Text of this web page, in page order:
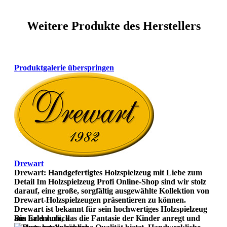
Weitere Produkte des Herstellers
Produktgalerie überspringen
Drewart
Drewart: Handgefertigtes Holzspielzeug mit Liebe zum
Detail Im Holzspielzeug Profi Online-Shop sind wir stolz
darauf, eine große, sorgfältig ausgewählte Kollektion von
Drewart-Holzspielzeugen präsentieren zu können.
Drewart ist bekannt für sein hochwertiges Holzspielzeug
aus Erlenholz, das die Fantasie der Kinder anregt und
Bin bald zurück